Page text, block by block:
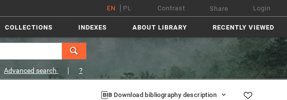
EN PL Contrast Share Login
COLLECTIONS INDEXES ABOUT LIBRARY RECENTLY VIEWED
Advanced search ?
Download bibliography description